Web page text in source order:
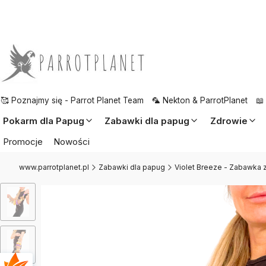
🥰 Poznajmy się - Parrot Planet Team 🦜 Nekton & ParrotPlanet 📖
Pokarm dla Papug Zabawki dla papug
Zdrowie
Promocje
Nowości
www.parrotplanet.pl Zabawki dla papug Violet Breeze - Zabawka